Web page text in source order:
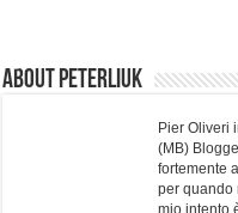
About Peterliuk
Pier Oliveri
(MB)
fortemente
per quando
mio intento